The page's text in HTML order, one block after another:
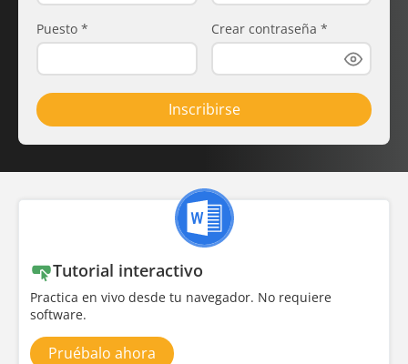
Puesto * Crear contraseña *
Inscribirse
Tutorial interactivo
Practica en vivo desde tu navegador. No requiere
software.
Pruébalo ahora